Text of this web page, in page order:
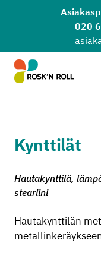
Siirry sisältöön
020
Kynttilät
Hautakynttilä,
steariini
Hautakynttilän